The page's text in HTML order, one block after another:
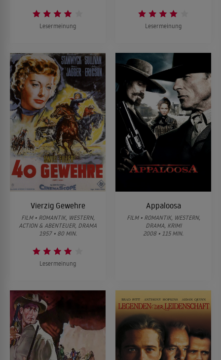
Lesermeinung Lesermeinung
Vierzig Gewehre
FILM • ROMANTIK, WESTERN,
ACTION & ABENTEUER, DRAMA
1957 • 80 MIN.
Lesermeinung
Appaloosa
FILM • ROMANTIK, WESTERN,
DRAMA, KRIMI
2008 • 115 MIN.